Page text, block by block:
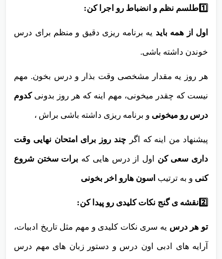
1️⃣طلسم نظم و انضباط رو اجرا کن:
اول از همه باید یه برنامه ریزی دقیق و منظم برای درس
خوندن داشته باشی.
هر روز یه مقدار مشخصی وقت بذار و درس بخون. مهم
نیست که چقدر میخونی، مهم اینه که هر روز بدونی کدوم
درس رو میخونی و برنامه ریزی داشته باشی براش ،
پیشنهاد من اینه که اگر چند روز برای امتحان نهایی وقت
داری سعی کن اول از درس هایی که برات سختن شروع
کنی و به ترتیب اسون هارو اخر بخونی
2️⃣ نقشه ی گنج نکات کلیدی رو پیدا کن:
تو هر درس یه سری نکات کلیدی و مهم مثل تاریخ ادبیات،
آرایه های ادبی اون درس و دستور زبان های مهم درس